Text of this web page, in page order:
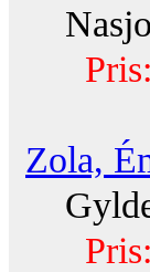
Zola,